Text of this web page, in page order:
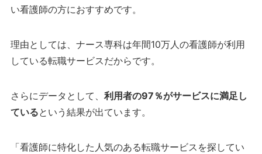
い看護師の方におすすめです。
理由としては、ナース専科は年間10万人の看護師が利用
している転職サービスだからです。
さらにデータとして、 利用者の97％がサービスに満足し
ているという結果が出ています。
「看護師に特化した人気のある転職サービスを探してい